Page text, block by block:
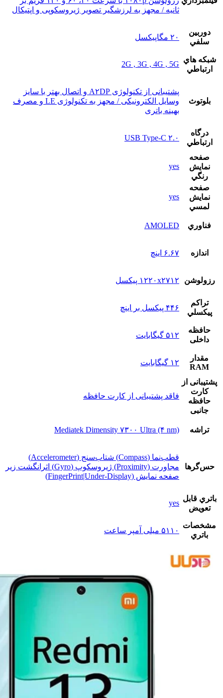
ثانیه / مجهز به لرزشگیر تصویر ژیروسکوپی و اپتیکال
دوربين
سلفي
۲۰ مگاپیکسل
شبکه هاي
ارتباطي
2G , 3G , 4G , 5G
بلوتوث
پشتیبانی از تکنولوژی A۲DP و اتصال بهتر با سایز
وسایل الکترونیکی / مجهز به تکنولوژی LE و مصرف
بهینه باتری
درگاه
ارتباطي
USB Type-C ۲.۰
صفحه
نمايش
رنگي
yes
صفحه
نمايش
لمسي
yes
فناوري AMOLED
اندازه ۶.۶۷ اینچ
رزولوشن ۱۲۲۰x۲۷۱۲ پیکسل
تراکم
پيکسلي
۴۴۶ پیکسل بر اینچ
حافظه
داخلی
۵۱۲ گیگابایت
مقدار
RAM
۱۲ گیگابایت
پشتيبانی از
کارت
حافظه
جانبی
فاقد پشتیبانی از کارت حافظه
تراشه Mediatek Dimensity ۷۳۰۰ Ultra (۴ nm)
حس‌گرها
قطب‌نما (Compass) شتاب‌سنج (Accelerometer)
مجاورت (Proximity) ژیروسکوپ (Gyro) اثرانگشت زیر
صفحه نمایش (FingerPrint|Under-Display)
باتري قابل
تعويض
yes
مشخصات
باتري
۵۱۱۰ میلی آمپر ساعت